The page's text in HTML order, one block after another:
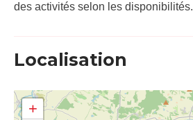
des activités selon les disponibilités.
Localisation
+